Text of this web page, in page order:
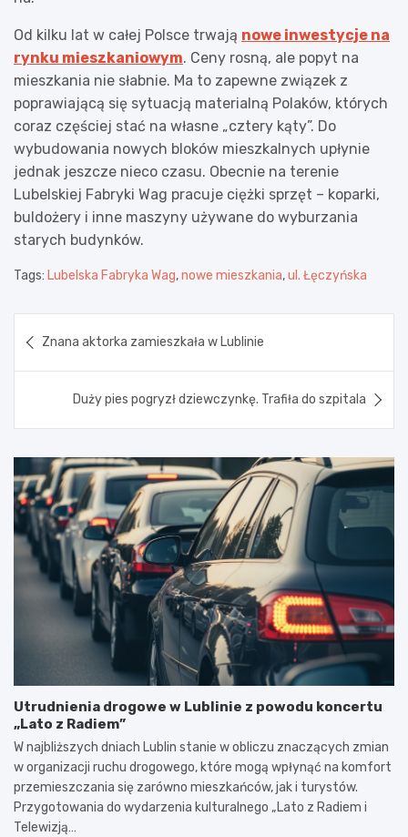
Od kilku lat w całej Polsce trwają nowe inwestycje na
rynku mieszkaniowym. Ceny rosną, ale popyt na
mieszkania nie słabnie. Ma to zapewne związek z
poprawiającą się sytuacją materialną Polaków, których
coraz częściej stać na własne „cztery kąty”. Do
wybudowania nowych bloków mieszkalnych upłynie
jednak jeszcze nieco czasu. Obecnie na terenie
Lubelskiej Fabryki Wag pracuje ciężki sprzęt – koparki,
buldożery i inne maszyny używane do wyburzania
starych budynków.
Tags: Lubelska Fabryka Wag,nowe mieszkania,ul. Łęczyńska
wpisu
Znana aktorka zamieszkała w Lublinie
Duży pies pogryzł dziewczynkę. Trafiła do szpitala
Utrudnienia drogowe w Lublinie z powodu koncertu
„Lato z Radiem”
W najbliższych dniach Lublin stanie w obliczu znaczących zmian
w organizacji ruchu drogowego, które mogą wpłynąć na komfort
przemieszczania się zarówno mieszkańców, jak i turystów.
Przygotowania do wydarzenia kulturalnego „Lato z Radiem i
Telewizją…